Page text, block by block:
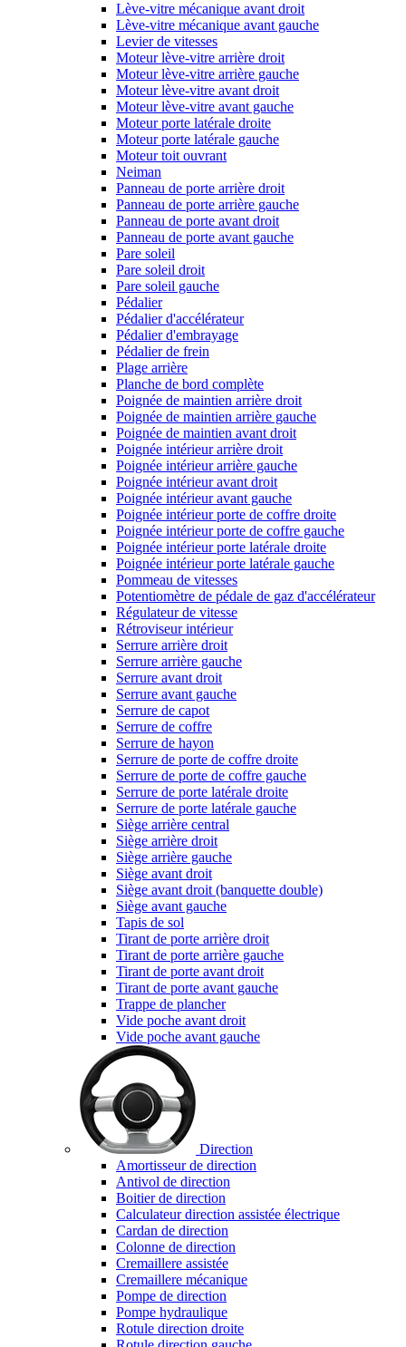
Lève-vitre mécanique avant droit
Lève-vitre mécanique avant gauche
Levier de vitesses
Moteur lève-vitre arrière droit
Moteur lève-vitre arrière gauche
Moteur lève-vitre avant droit
Moteur lève-vitre avant gauche
Moteur porte latérale droite
Moteur porte latérale gauche
Moteur toit ouvrant
Neiman
Panneau de porte arrière droit
Panneau de porte arrière gauche
Panneau de porte avant droit
Panneau de porte avant gauche
Pare soleil
Pare soleil droit
Pare soleil gauche
Pédalier
Pédalier d'accélérateur
Pédalier d'embrayage
Pédalier de frein
Plage arrière
Planche de bord complète
Poignée de maintien arrière droit
Poignée de maintien arrière gauche
Poignée de maintien avant droit
Poignée intérieur arrière droit
Poignée intérieur arrière gauche
Poignée intérieur avant droit
Poignée intérieur avant gauche
Poignée intérieur porte de coffre droite
Poignée intérieur porte de coffre gauche
Poignée intérieur porte latérale droite
Poignée intérieur porte latérale gauche
Pommeau de vitesses
Potentiomètre de pédale de gaz d'accélérateur
Régulateur de vitesse
Rétroviseur intérieur
Serrure arrière droit
Serrure arrière gauche
Serrure avant droit
Serrure avant gauche
Serrure de capot
Serrure de coffre
Serrure de hayon
Serrure de porte de coffre droite
Serrure de porte de coffre gauche
Serrure de porte latérale droite
Serrure de porte latérale gauche
Siège arrière central
Siège arrière droit
Siège arrière gauche
Siège avant droit
Siège avant droit (banquette double)
Siège avant gauche
Tapis de sol
Tirant de porte arrière droit
Tirant de porte arrière gauche
Tirant de porte avant droit
Tirant de porte avant gauche
Trappe de plancher
Vide poche avant droit
Vide poche avant gauche
Direction
Amortisseur de direction
Antivol de direction
Boitier de direction
Calculateur direction assistée électrique
Cardan de direction
Colonne de direction
Cremaillere assistée
Cremaillere mécanique
Pompe de direction
Pompe hydraulique
Rotule direction droite